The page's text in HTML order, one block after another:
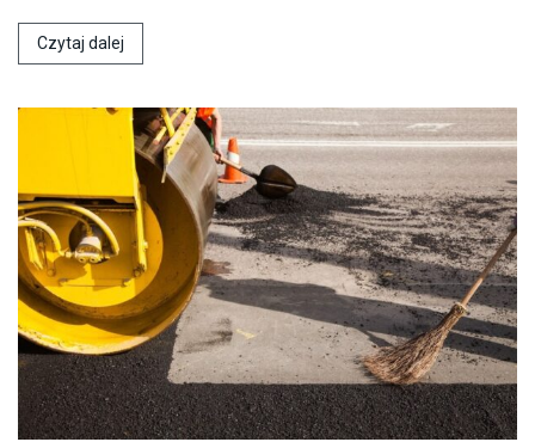
Czytaj dalej